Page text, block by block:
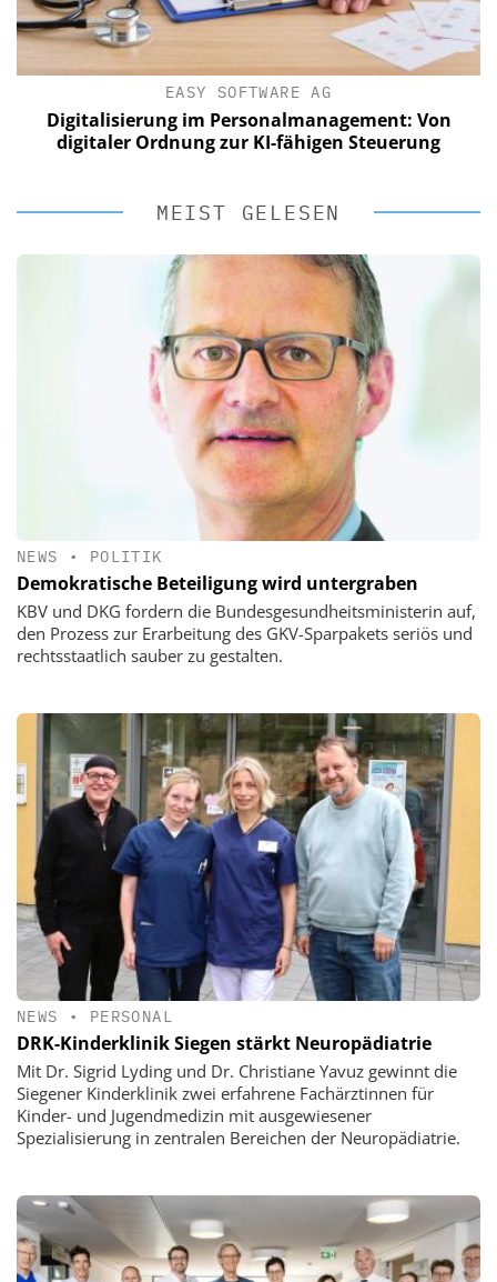
EASY SOFTWARE AG
Digitalisierung im Personalmanagement: Von
digitaler Ordnung zur KI-fähigen Steuerung
MEIST GELESEN
NEWS • POLITIK
Demokratische Beteiligung wird untergraben
KBV und DKG fordern die Bundesgesundheitsministerin auf,
den Prozess zur Erarbeitung des GKV-Sparpakets seriös und
rechtsstaatlich sauber zu gestalten.
NEWS • PERSONAL
DRK-Kinderklinik Siegen stärkt Neuropädiatrie
Mit Dr. Sigrid Lyding und Dr. Christiane Yavuz gewinnt die
Siegener Kinderklinik zwei erfahrene Fachärztinnen für
Kinder- und Jugendmedizin mit ausgewiesener
Spezialisierung in zentralen Bereichen der Neuropädiatrie.